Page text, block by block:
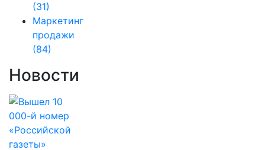
(31)
Маркетинг
продажи
(84)
Новости